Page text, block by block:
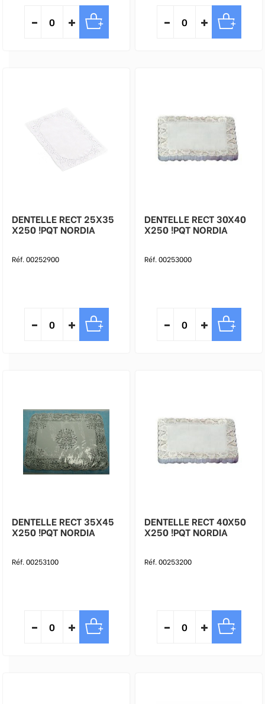
DENTELLE RECT 25X35
X250 !PQT NORDIA
Réf. 00252900
DENTELLE RECT 30X40
X250 !PQT NORDIA
Réf. 00253000
DENTELLE RECT 35X45
X250 !PQT NORDIA
Réf. 00253100
DENTELLE RECT 40X50
X250 !PQT NORDIA
Réf. 00253200